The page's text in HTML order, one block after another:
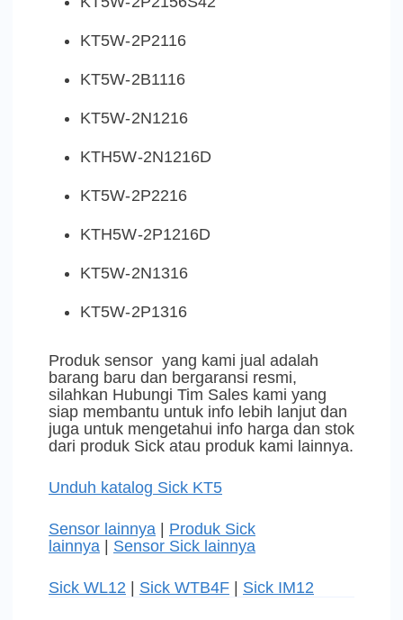
KT5W-2P2116
KT5W-2B1116
KT5W-2N1216
KTH5W-2N1216D
KT5W-2P2216
KTH5W-2P1216D
KT5W-2N1316
KT5W-2P1316
Produk sensor yang kami jual adalah
barang baru dan bergaransi resmi,
silahkan Hubungi Tim Sales kami yang
siap membantu untuk info lebih lanjut dan
juga untuk mengetahui info harga dan stok
dari produk Sick atau produk kami lainnya.
Unduh katalog Sick KT5
Sensor lainnya
Produk Sick
lainnya
Sensor Sick lainnya
Sick WL12 Sick WTB4F Sick IM12